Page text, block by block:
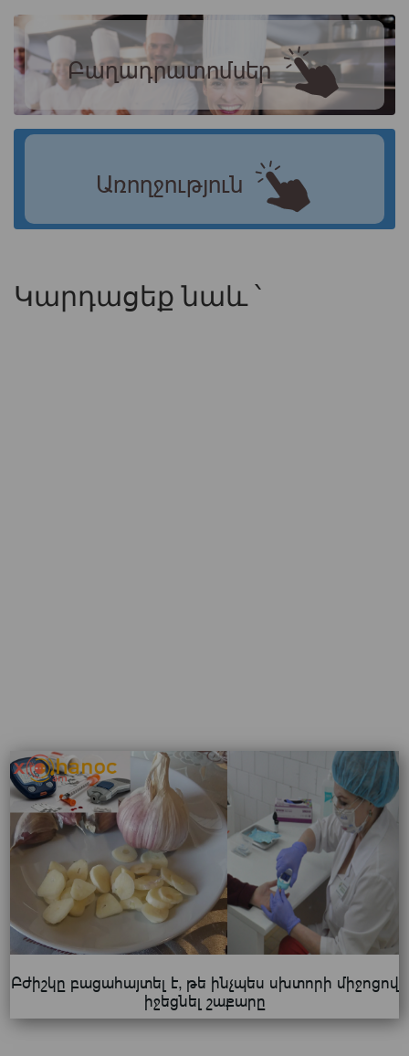
Բաղադրատոմսեր
Առողջություն
Կարդացեք նաև ՝
Բժիշկը բացահայտել է, թե ինչպես սխտորի միջոցով
իջեցնել շաքարը